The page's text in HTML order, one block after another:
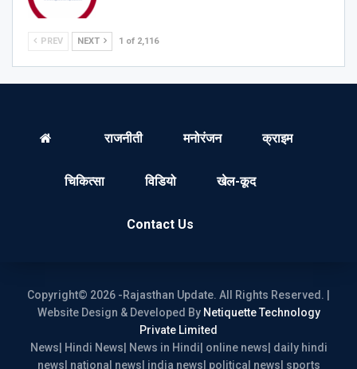
PREV NEXT 1 of 2,116
राजनीती मनोरंजन क्राइम
चिकित्सा विडियो खेल-कूद
Contact Us
Copyright© 2026 -Rajasthan Update. All Rights Reserved. |
Website Design & Developed By Netiquette Technology
Private Limited
News| Hindi News| News in Hindi| online news| daily hindi
news| national news| india news| political news| sports